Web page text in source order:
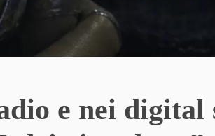
e nei digital